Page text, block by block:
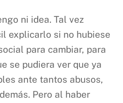
ni idea. Tal vez
explicarlo si no hubiese
para cambiar, para
se pudiera ver que ya
ante tantos abusos,
Pero al haber